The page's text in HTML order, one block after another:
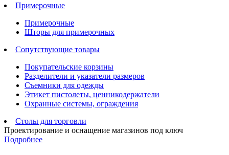
Примерочные
Примерочные
Шторы для примерочных
Сопутствующие товары
Покупательские корзины
Разделители и указатели размеров
Съемники для одежды
Этикет пистолеты, ценникодержатели
Охранные системы, ограждения
Столы для торговли
Проектирование и оснащение магазинов под ключ
Подробнее